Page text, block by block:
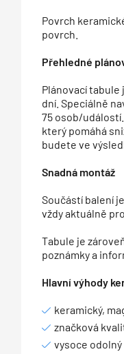
Povrch
povrch.
Přehledné
Plánovací tabule
dní. Speciálně
75 osob/
který pomáhá
budete ve
Snadná montáž
Součástí balení
vždy aktuálně
Tabule je
poznámky a
Hlavní výhody
keramický,
značková
vysoce